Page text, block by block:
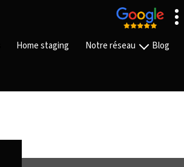
Home staging Notre réseau
Nos équipes
Blog